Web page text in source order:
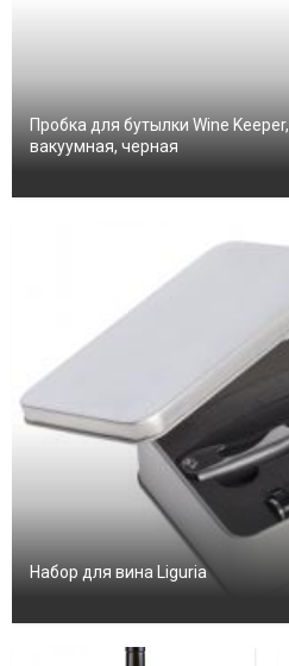
Пробка для бутылки Wine Keeper,
вакуумная, черная
Набор для вина Liguria